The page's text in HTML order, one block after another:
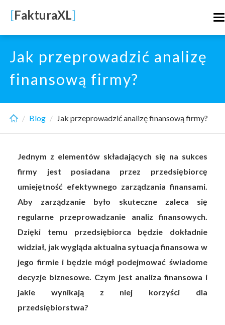
main
content
[FakturaXL]
Jak przeprowadzić analizę
finansową firmy?
Blog Jak przeprowadzić analizę finansową firmy?
Jednym z elementów składających się na sukces
firmy jest posiadana przez przedsiębiorcę
umiejętność efektywnego zarządzania finansami.
Aby zarządzanie było skuteczne zaleca się
regularne przeprowadzanie analiz finansowych.
Dzięki temu przedsiębiorca będzie dokładnie
widział, jak wygląda aktualna sytuacja finansowa w
jego firmie i będzie mógł podejmować świadome
decyzje biznesowe. Czym jest analiza finansowa i
jakie wynikają z niej korzyści dla
przedsiębiorstwa?